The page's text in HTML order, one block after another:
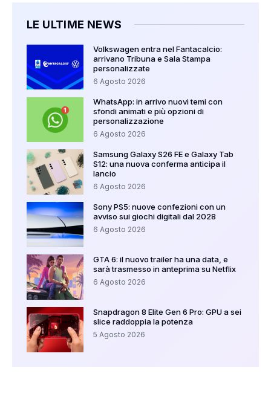
LE ULTIME NEWS
Volkswagen entra nel Fantacalcio:
arrivano Tribuna e Sala Stampa
personalizzate
6 Agosto 2026
WhatsApp: in arrivo nuovi temi con
sfondi animati e più opzioni di
personalizzazione
6 Agosto 2026
Samsung Galaxy S26 FE e Galaxy Tab
S12: una nuova conferma anticipa il
lancio
6 Agosto 2026
Sony PS5: nuove confezioni con un
avviso sui giochi digitali dal 2028
6 Agosto 2026
GTA 6: il nuovo trailer ha una data, e
sarà trasmesso in anteprima su Netflix
6 Agosto 2026
Snapdragon 8 Elite Gen 6 Pro: GPU a sei
slice raddoppia la potenza
5 Agosto 2026